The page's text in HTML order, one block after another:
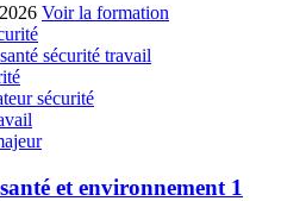
Voir la formation
sécurité travail
sécurité
et environnement 1